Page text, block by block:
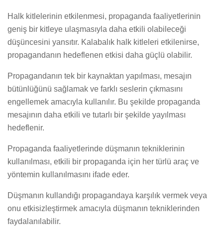
Halk kitlelerinin etkilenmesi, propaganda faaliyetlerinin
geniş bir kitleye ulaşmasıyla daha etkili olabileceği
düşüncesini yansıtır. Kalabalık halk kitleleri etkilenirse,
propagandanın hedeflenen etkisi daha güçlü olabilir.
Propagandanın tek bir kaynaktan yapılması, mesajın
bütünlüğünü sağlamak ve farklı seslerin çıkmasını
engellemek amacıyla kullanılır. Bu şekilde propaganda
mesajının daha etkili ve tutarlı bir şekilde yayılması
hedeflenir.
Propaganda faaliyetlerinde düşmanın tekniklerinin
kullanılması, etkili bir propaganda için her türlü araç ve
yöntemin kullanılmasını ifade eder.
Düşmanın kullandığı propagandaya karşılık vermek veya
onu etkisizleştirmek amacıyla düşmanın tekniklerinden
faydalanılabilir.